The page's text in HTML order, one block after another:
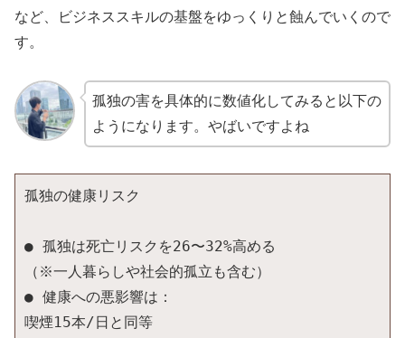
など、ビジネススキルの基盤をゆっくりと蝕んでいくので
す。
孤独の害を具体的に数値化してみると以下の
ようになります。やばいですよね
孤独の健康リスク
● 孤独は死亡リスクを26〜32%高める
（※一人暮らしや社会的孤立も含む）
● 健康への悪影響は：
喫煙15本/日と同等